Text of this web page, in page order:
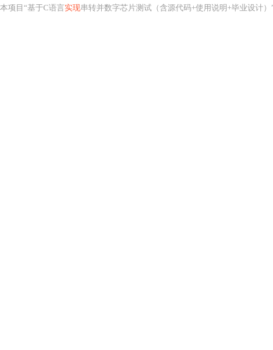
本项目“基于C语言实现串转并数字芯片测试（含源代码+使用说明+毕业设计